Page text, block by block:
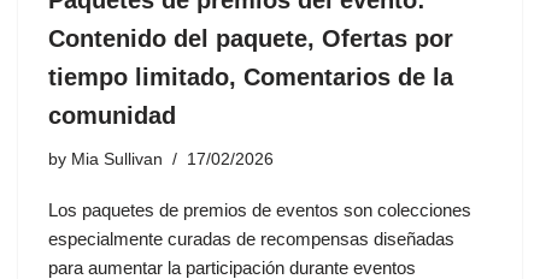
Contenido del paquete, Ofertas por
tiempo limitado, Comentarios de la
comunidad
by Mia Sullivan 17/02/2026
Los paquetes de premios de eventos son colecciones
especialmente curadas de recompensas diseñadas
para aumentar la participación durante eventos